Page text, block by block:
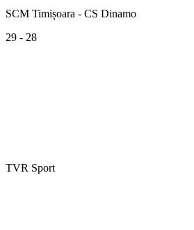
SCM Timișoara - CS Dinamo
29 - 28
TVR Sport